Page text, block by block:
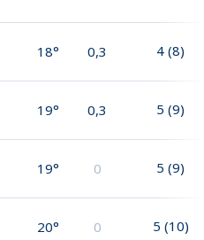
18° 0,3 4 (8)
19° 0,3 5 (9)
19° 0 5 (9)
20° 0 5 (10)